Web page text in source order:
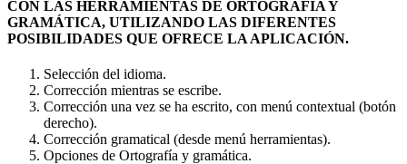
CON LAS HERRAMIENTAS DE ORTOGRAFÍA Y
GRAMÁTICA, UTILIZANDO LAS DIFERENTES
POSIBILIDADES QUE OFRECE LA APLICACIÓN.
Selección del idioma.
Corrección mientras se escribe.
Corrección una vez se ha escrito, con menú contextual (botón
derecho).
Corrección gramatical (desde menú herramientas).
Opciones de Ortografía y gramática.